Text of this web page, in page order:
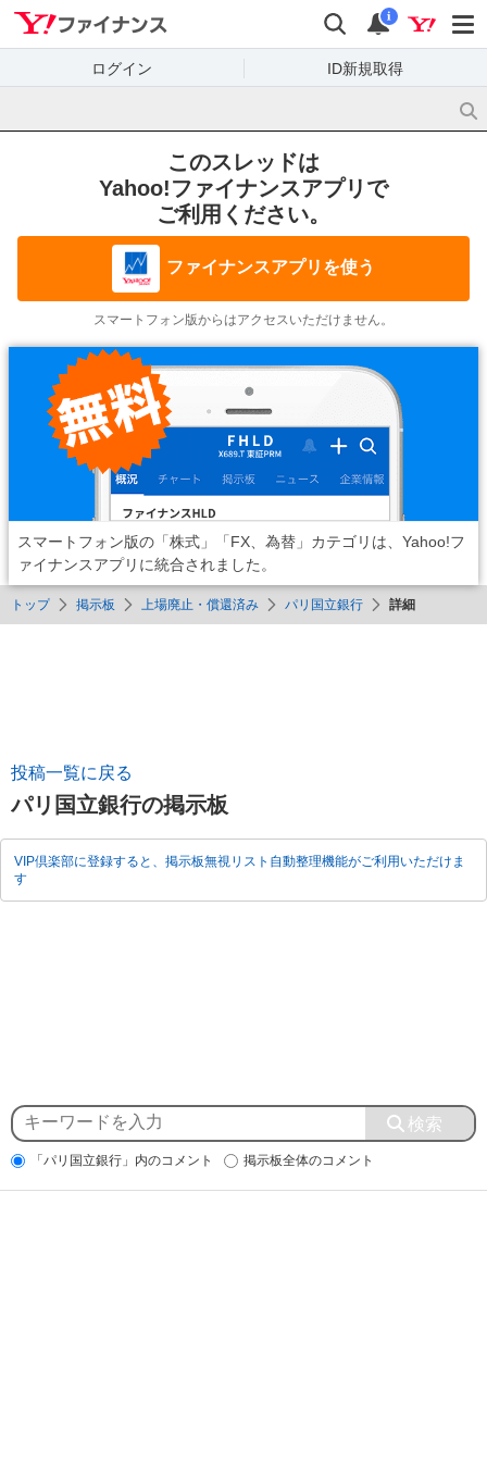
Yahoo!ファイナンス
検索 通知
i
ログイン ID新規取得
トップ 掲示板 上場廃止・償還済み パリ国立銀行 詳細
このスレッドは
Yahoo!ファイナンスアプリで
ご利用ください。
ファイナンスアプリを使う
スマートフォン版からはアクセスいただけません。
スマートフォン版の「株式」「FX、為替」カテゴリは、Yahoo!フ
ァイナンスアプリに統合されました。
投稿一覧に戻る
パリ国立銀行の掲示板
VIP倶楽部に登録すると、掲示板無視リスト自動整理機能がご利用いただけま
す
「パリ国立銀行」内のコメント 掲示板全体のコメント